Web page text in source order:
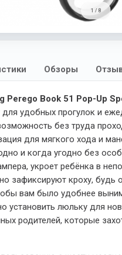
1 / 8
Обзоры
Perego Book 51 Pop-Up
для удобных прогулок и
без труда
для мягкого хода и
и когда угодно без
укроет ребёнка в
зафиксируют кроху,
вам было удобнее
установить люльку для
родителей, которые